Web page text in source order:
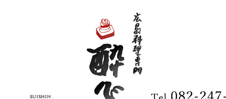
広島、中区の広島料理専門【酔
心】のブログ